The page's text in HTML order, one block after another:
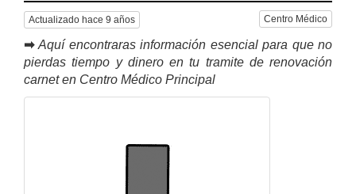
Actualizado hace 9 años Centro Médico
➡ Aquí encontraras información esencial para que no
pierdas tiempo y dinero en tu tramite de renovación
carnet en Centro Médico Principal